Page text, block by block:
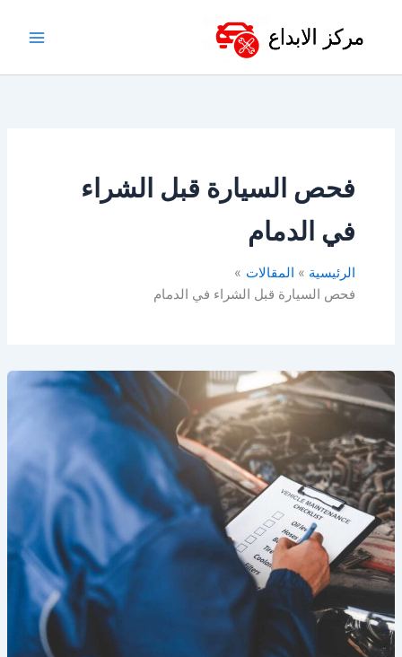
فحص السيارة قبل الشراء
في الدمام
الرئيسية
المقالات
فحص السيارة قبل الشراء في الدمام
مركز
فحص
سيارات
في
الخبر
–
الدمام